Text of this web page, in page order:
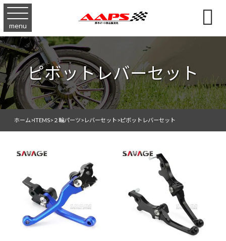
menu 
ピボットレバーセット
ホーム>ITEMS>２輪パーツ>レバーセット>ピボットレバーセット